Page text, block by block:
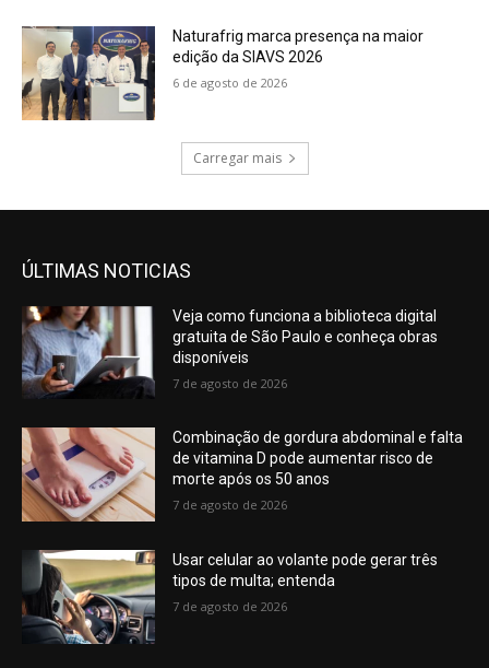
Naturafrig marca presença na maior
edição da SIAVS 2026
6 de agosto de 2026
Carregar mais
ÚLTIMAS NOTICIAS
Veja como funciona a biblioteca digital
gratuita de São Paulo e conheça obras
disponíveis
7 de agosto de 2026
Combinação de gordura abdominal e falta
de vitamina D pode aumentar risco de
morte após os 50 anos
7 de agosto de 2026
Usar celular ao volante pode gerar três
tipos de multa; entenda
7 de agosto de 2026